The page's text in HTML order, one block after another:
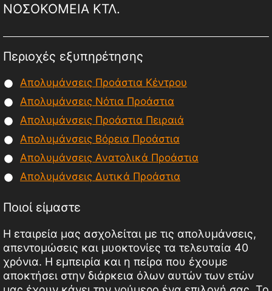
ΝΟΣΟΚΟΜΕΙΑ ΚΤΛ.
Περιοχές εξυπηρέτησης
Απολυμάνσεις Προάστια Κέντρου
Απολυμάνσεις Νότια Προάστια
Απολυμάνσεις Προάστια Πειραιά
Απολυμάνσεις Βόρεια Προάστια
Απολυμάνσεις Ανατολικά Προάστια
Απολυμάνσεις Δυτικά Προάστια
Ποιοί είμαστε
Η εταιρεία μας ασχολείται με τις απολυμάνσεις,
απεντομώσεις και μυοκτονίες τα τελευταία 40
χρόνια. Η εμπειρία και η πείρα που έχουμε
αποκτήσει στην διάρκεια όλων αυτών των ετών